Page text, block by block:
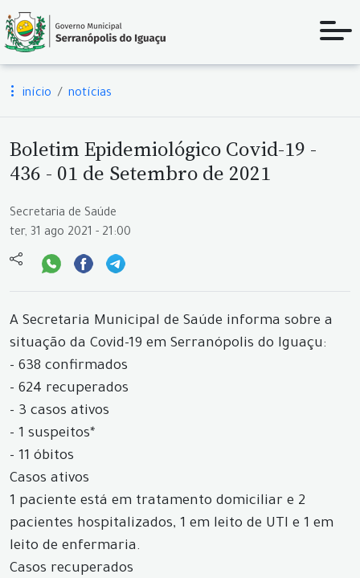
início notícias
Boletim Epidemiológico Covid-19 -
436 - 01 de Setembro de 2021
Secretaria de Saúde
ter, 31 ago 2021 - 21:00
A Secretaria Municipal de Saúde informa sobre a
situação da Covid-19 em Serranópolis do Iguaçu:
- 638 confirmados
- 624 recuperados
- 3 casos ativos
- 1 suspeitos*
- 11 óbitos
Casos ativos
1 paciente está em tratamento domiciliar e 2
pacientes hospitalizados, 1 em leito de UTI e 1 em
leito de enfermaria.
Casos recuperados